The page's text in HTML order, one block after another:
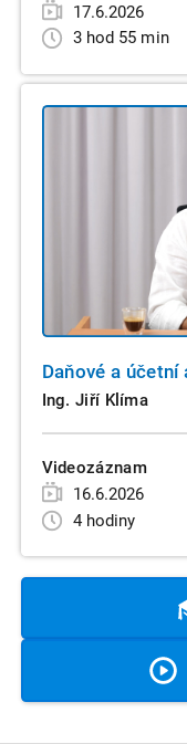
17.6.2026
3 hod 55 min
Daňové a
Ing. Jiří Klíma
Videozáznam
16.6.2026
4 hodiny